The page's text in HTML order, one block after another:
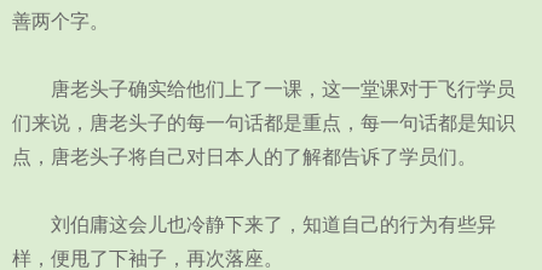
善两个字。
唐老头子确实给他们上了一课，这一堂课对于飞行学员
们来说，唐老头子的每一句话都是重点，每一句话都是知识
点，唐老头子将自己对日本人的了解都告诉了学员们。
刘伯庸这会儿也冷静下来了，知道自己的行为有些异
样，便甩了下袖子，再次落座。